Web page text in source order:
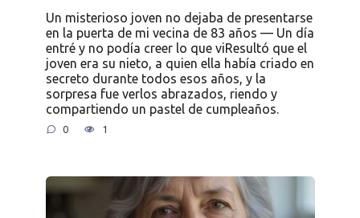
Un misterioso joven no dejaba de presentarse
en la puerta de mi vecina de 83 años — Un día
entré y no podía creer lo que viResultó que el
joven era su nieto, a quien ella había criado en
secreto durante todos esos años, y la
sorpresa fue verlos abrazados, riendo y
compartiendo un pastel de cumpleaños.
0 1